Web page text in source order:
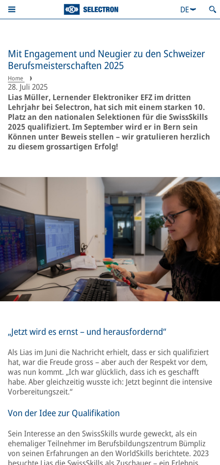
DE
Mit Engagement und Neugier zu den Schweizer
Berufsmeisterschaften 2025
Home
28. Juli 2025
Lias Müller, Lernender Elektroniker EFZ im dritten
Lehrjahr bei Selectron, hat sich mit einem starken 10.
Platz an den nationalen Selektionen für die SwissSkills
2025 qualifiziert. Im September wird er in Bern sein
Können unter Beweis stellen – wir gratulieren herzlich
zu diesem grossartigen Erfolg!
„Jetzt wird es ernst – und herausfordernd“
Als Lias im Juni die Nachricht erhielt, dass er sich qualifiziert
hat, war die Freude gross – aber auch der Respekt vor dem,
was nun kommt. „Ich war glücklich, dass ich es geschafft
habe. Aber gleichzeitig wusste ich: Jetzt beginnt die intensive
Vorbereitungszeit.“
Von der Idee zur Qualifikation
Sein Interesse an den SwissSkills wurde geweckt, als ein
ehemaliger Teilnehmer im Berufsbildungszentrum Bümpliz
von seinen Erfahrungen an den WorldSkills berichtete. 2023